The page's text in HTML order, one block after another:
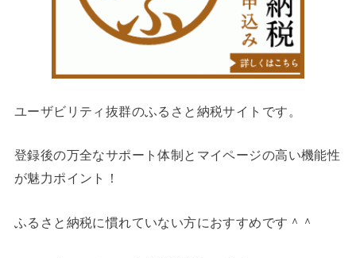
ユーザビリティ抜群のふるさと納税サイトです。
登録後の万全なサポート体制とマイページの高い機能性
が魅力ポイント！
ふるさと納税に慣れていない方におすすめです＾＾